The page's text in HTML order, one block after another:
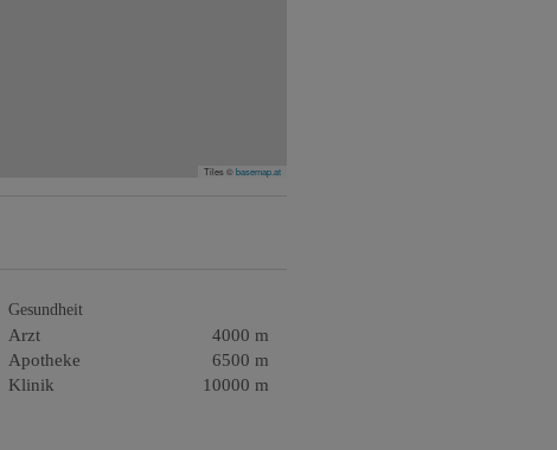
Tiles ©basemap.at
Gesundheit
Arzt
4000 m
Apotheke
6500 m
Klinik
10000 m